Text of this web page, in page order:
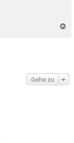
e
Gehe zu